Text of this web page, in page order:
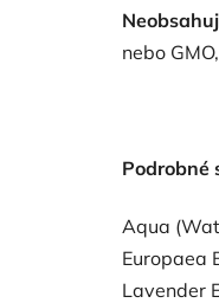
nebo
Podrobné
Aqua
Europaea
Lavender